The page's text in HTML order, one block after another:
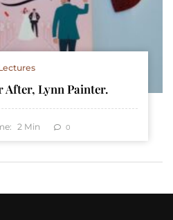
After, Lynn Painter.
2 Min 0